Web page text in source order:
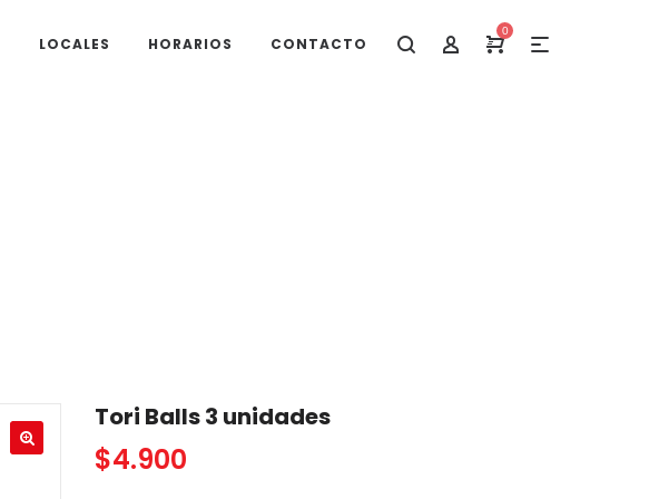
0
LOCALES HORARIOS CONTACTO
Tori Balls 3 unidades
$4.900